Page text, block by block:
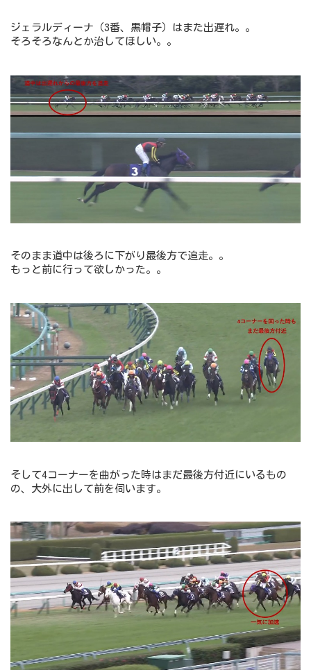
ジェラルディーナ（3番、黒帽子）はまた出遅れ。。
そろそろなんとか治してほしい。。
そのまま道中は後ろに下がり最後方で追走。。
もっと前に行って欲しかった。。
そして4コーナーを曲がった時はまだ最後方付近にいるもの
の、大外に出して前を伺います。